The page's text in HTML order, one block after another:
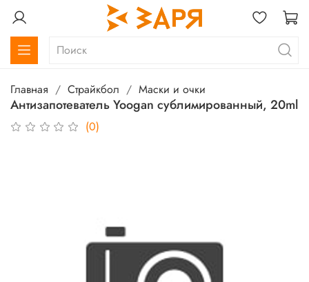
Главная Страйкбол Маски и очки
Антизапотеватель Yoogan сублимированный, 20ml
(0)